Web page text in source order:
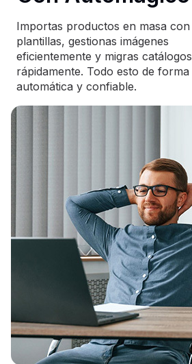
Importas productos en masa con
plantillas, gestionas imágenes
eficientemente y migras catálogos
rápidamente. Todo esto de forma
automática y confiable.